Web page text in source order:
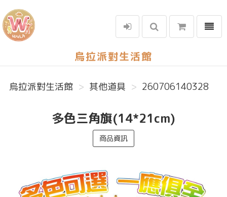
烏拉派對生活館
選單
烏拉派對生活館 其他道具 260706140328
多色三角旗(14*21cm)
商品資訊